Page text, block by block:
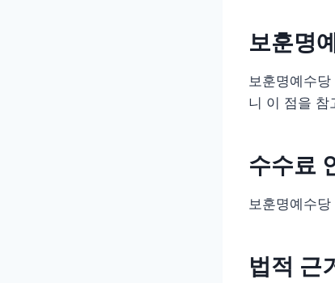
보훈명
보훈명예수
니 이 점을 참
수수료
보훈명예수
법적 근